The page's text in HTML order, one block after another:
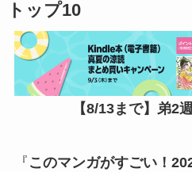
トップ10
【8/13まで】弟2
『 このマンガがすごい！